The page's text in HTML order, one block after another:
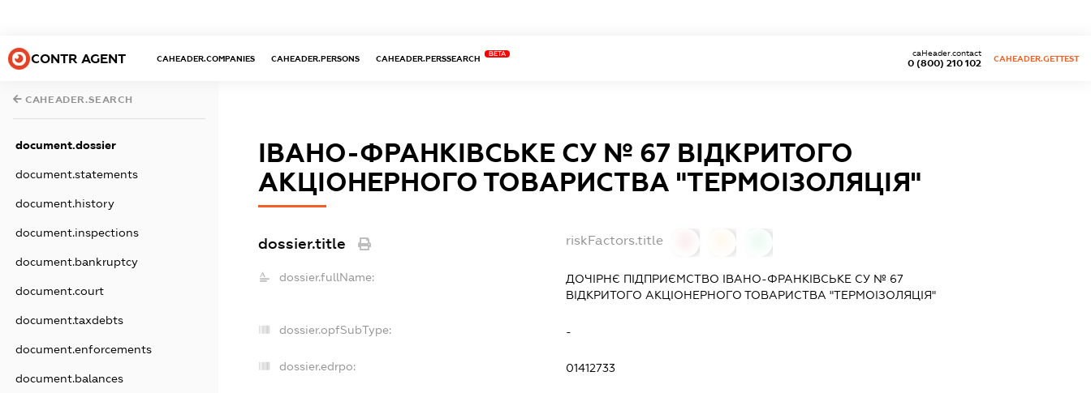
CONTR AGENT CAHEADER.COMPANIES CAHEADER.PERSONS CAHEADER.PERSSEARCH
BETA
0 (800) 210 102
caHeader.contact
CAHEADER.GETTEST
CAHEADER.SEARCH
document.dossier
document.statements
document.history
document.inspections
document.bankruptcy
document.court
document.taxdebts
document.enforcements
document.balances
ІВАНО-ФРАНКІВСЬКЕ СУ № 67 ВІДКРИТОГО
АКЦІОНЕРНОГО ТОВАРИСТВА "ТЕРМОІЗОЛЯЦІЯ"
dossier.title riskFactors.title
dossier.fullName:
ДОЧІРНЄ ПІДПРИЄМСТВО ІВАНО-ФРАНКІВСЬКЕ СУ № 67
ВІДКРИТОГО АКЦІОНЕРНОГО ТОВАРИСТВА "ТЕРМОІЗОЛЯЦІЯ"
dossier.opfSubType: -
dossier.edrpo: 01412733